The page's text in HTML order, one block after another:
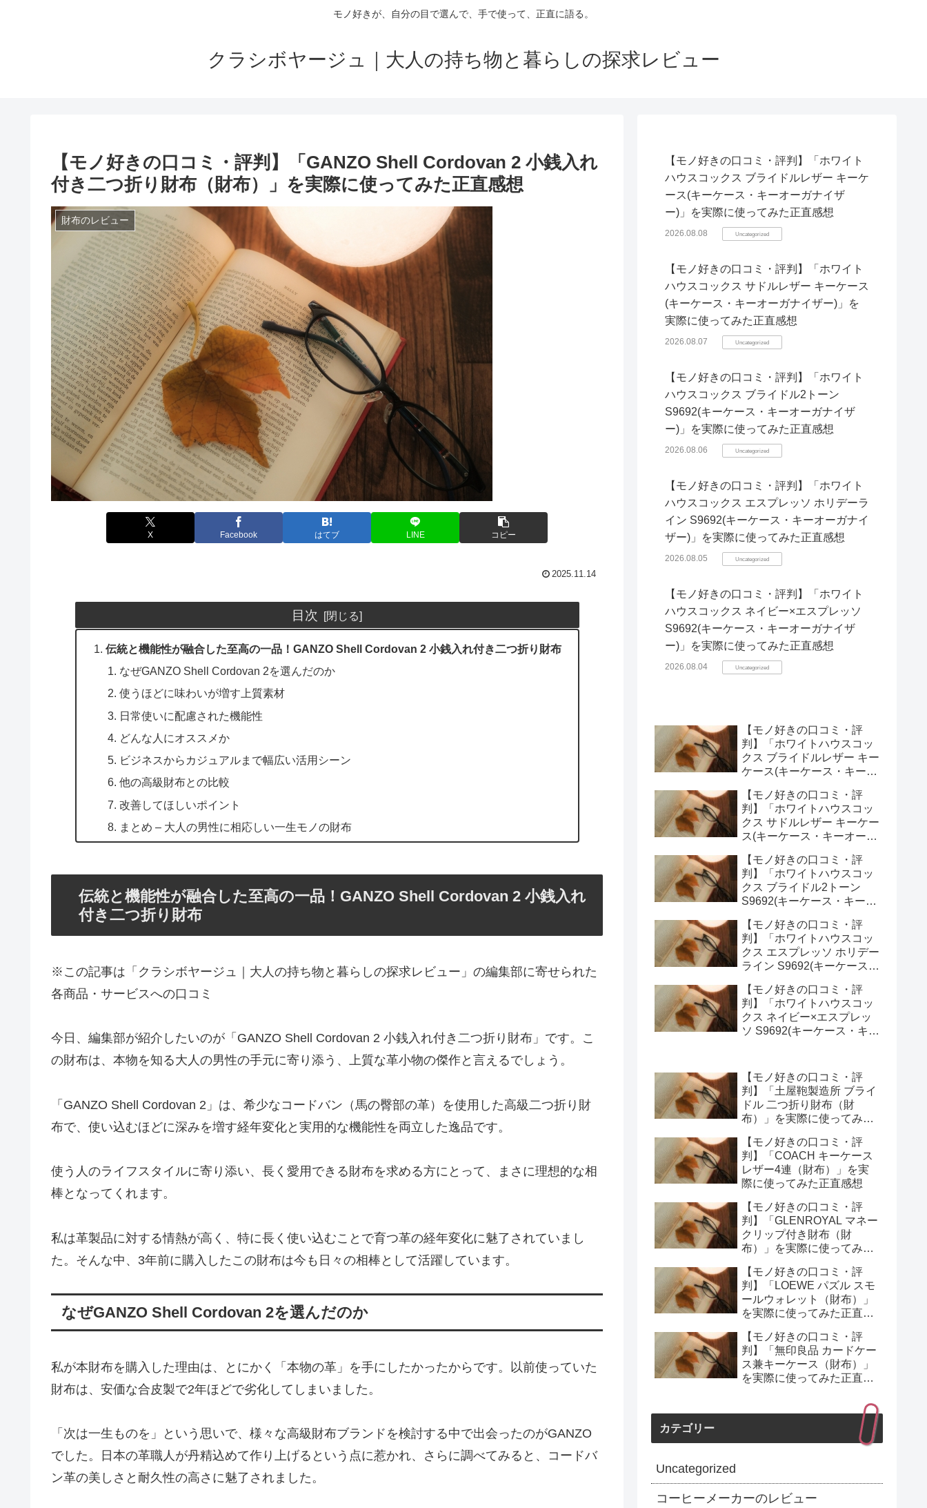
モノ好きが、自分の目で選んで、手で使って、正直に語る。
クラシボヤージュ｜大人の持ち物と暮らしの探求レビュー
【モノ好きの口コミ・評判】「GANZO Shell Cordovan 2 小銭入れ
付き二つ折り財布（財布）」を実際に使ってみた正直感想
財布のレビュー
X Facebook はてブ LINE コピー
2025.11.14
目次
伝統と機能性が融合した至高の一品！GANZO Shell Cordovan 2 小銭入れ付き二つ折り財布
なぜGANZO Shell Cordovan 2を選んだのか
使うほどに味わいが増す上質素材
日常使いに配慮された機能性
どんな人にオススメか
ビジネスからカジュアルまで幅広い活用シーン
他の高級財布との比較
改善してほしいポイント
まとめ – 大人の男性に相応しい一生モノの財布
伝統と機能性が融合した至高の一品！GANZO Shell Cordovan 2 小銭入れ
付き二つ折り財布
※この記事は「クラシボヤージュ｜大人の持ち物と暮らしの探求レビュー」の編集部に寄せられた
各商品・サービスへの口コミ
今日、編集部が紹介したいのが「GANZO Shell Cordovan 2 小銭入れ付き二つ折り財布」です。こ
の財布は、本物を知る大人の男性の手元に寄り添う、上質な革小物の傑作と言えるでしょう。
「GANZO Shell Cordovan 2」は、希少なコードバン（馬の臀部の革）を使用した高級二つ折り財
布で、使い込むほどに深みを増す経年変化と実用的な機能性を両立した逸品です。
使う人のライフスタイルに寄り添い、長く愛用できる財布を求める方にとって、まさに理想的な相
棒となってくれます。
私は革製品に対する情熱が高く、特に長く使い込むことで育つ革の経年変化に魅了されていまし
た。そんな中、3年前に購入したこの財布は今も日々の相棒として活躍しています。
なぜGANZO Shell Cordovan 2を選んだのか
私が本財布を購入した理由は、とにかく「本物の革」を手にしたかったからです。以前使っていた
財布は、安価な合皮製で2年ほどで劣化してしまいました。
「次は一生ものを」という思いで、様々な高級財布ブランドを検討する中で出会ったのがGANZO
でした。日本の革職人が丹精込めて作り上げるという点に惹かれ、さらに調べてみると、コードバ
ン革の美しさと耐久性の高さに魅了されました。
【モノ好きの口コミ・評判】「ホワイト
ハウスコックス ブライドルレザー キーケ
ース(キーケース・キーオーガナイザ
ー)」を実際に使ってみた正直感想
2026.08.08 Uncategorized
【モノ好きの口コミ・評判】「ホワイト
ハウスコックス サドルレザー キーケース
(キーケース・キーオーガナイザー)」を
実際に使ってみた正直感想
2026.08.07 Uncategorized
【モノ好きの口コミ・評判】「ホワイト
ハウスコックス ブライドル2トーン
S9692(キーケース・キーオーガナイザ
ー)」を実際に使ってみた正直感想
2026.08.06 Uncategorized
【モノ好きの口コミ・評判】「ホワイト
ハウスコックス エスプレッソ ホリデーラ
イン S9692(キーケース・キーオーガナイ
ザー)」を実際に使ってみた正直感想
2026.08.05 Uncategorized
【モノ好きの口コミ・評判】「ホワイト
ハウスコックス ネイビー×エスプレッソ
S9692(キーケース・キーオーガナイザ
ー)」を実際に使ってみた正直感想
2026.08.04 Uncategorized
【モノ好きの口コミ・評
判】「ホワイトハウスコッ
クス ブライドルレザー キー
ケース(キーケース・キーオ
ってみた正直感想
【モノ好きの口コミ・評
判】「ホワイトハウスコッ
クス サドルレザー キーケー
ス(キーケース・キーオーガ
みた正直感想
【モノ好きの口コミ・評
判】「ホワイトハウスコッ
クス ブライドル2トーン
S9692(キーケース・キーオ
ってみた正直感想
【モノ好きの口コミ・評
判】「ホワイトハウスコッ
クス エスプレッソ ホリデー
ライン S9692(キーケース・
際に使ってみた正直感想
【モノ好きの口コミ・評
判】「ホワイトハウスコッ
クス ネイビー×エスプレッ
ソ S9692(キーケース・キー
【モノ好きの口コミ・評
判】「土屋鞄製造所 ブライ
ドル 二つ折り財布（財
布）」を実際に使ってみた
【モノ好きの口コミ・評
判】「COACH キーケース
レザー4連（財布）」を実
際に使ってみた正直感想
【モノ好きの口コミ・評
判】「GLENROYAL マネー
クリップ付き財布（財
布）」を実際に使ってみた
【モノ好きの口コミ・評
判】「LOEWE パズル スモ
ールウォレット（財布）」
を実際に使ってみた正直感
【モノ好きの口コミ・評
判】「無印良品 カードケー
ス兼キーケース（財布）」
を実際に使ってみた正直感
カテゴリー
Uncategorized
コーヒーメーカーのレビュー